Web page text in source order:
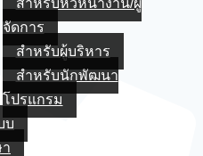
สำหรับหัวหน้างาน/ผู้
จัดการ
สำหรับผู้บริหาร
สำหรับนักพัฒนา
โปรแกรม
บ